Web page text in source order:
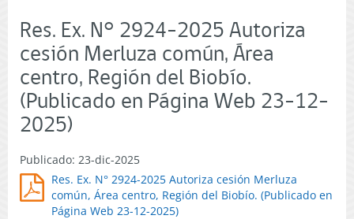
Gobierno
de
Chile
Res. Ex. N° 2924-2025 Autoriza
cesión Merluza común, Área
centro, Región del Biobío.
(Publicado en Página Web 23-12-
2025)
Publicado: 23-dic-2025
Res. Ex. N° 2924-2025 Autoriza cesión Merluza
común, Área centro, Región del Biobío. (Publicado en
Página Web 23-12-2025)